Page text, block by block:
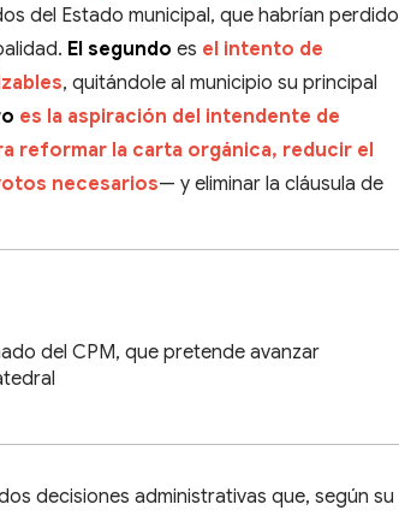
del Estado municipal, que habrían perdido
El segundo es el intento de
, quitándole al municipio su principal
es la aspiración del intendente de
reformar la carta orgánica, reducir el
necesarios— y eliminar la cláusula de
del CPM, que pretende avanzar
decisiones administrativas que, según su